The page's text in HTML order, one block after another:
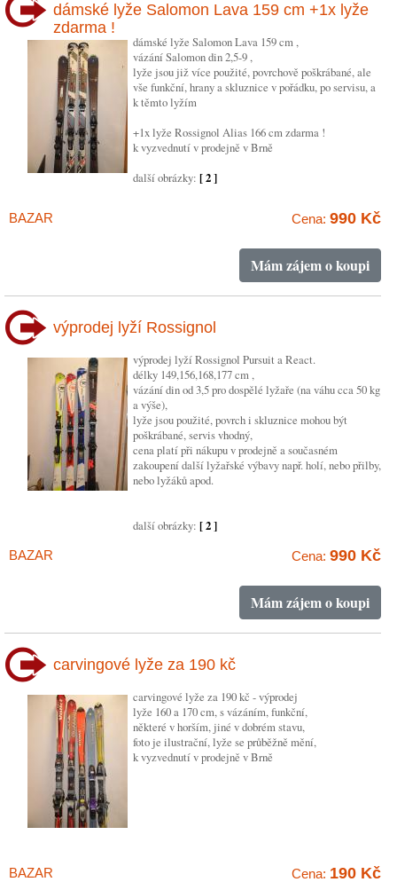
dámské lyže Salomon Lava 159 cm +1x lyže
zdarma !
dámské lyže Salomon Lava 159 cm ,
vázání Salomon din 2,5-9 ,
lyže jsou již více použité, povrchově poškrábané, ale
vše funkční, hrany a skluznice v pořádku, po servisu, a
k těmto lyžím
+1x lyže Rossignol Alias 166 cm zdarma !
k vyzvednutí v prodejně v Brně
další obrázky: [ 2 ]
BAZAR Cena: 990 Kč
Mám zájem o koupi
výprodej lyží Rossignol
výprodej lyží Rossignol Pursuit a React.
délky 149,156,168,177 cm ,
vázání din od 3,5 pro dospělé lyžaře (na váhu cca 50 kg
a výše),
lyže jsou použité, povrch i skluznice mohou být
poškrábané, servis vhodný,
cena platí při nákupu v prodejně a současném
zakoupení další lyžařské výbavy např. holí, nebo přilby,
nebo lyžáků apod.
další obrázky: [ 2 ]
BAZAR Cena: 990 Kč
Mám zájem o koupi
carvingové lyže za 190 kč
carvingové lyže za 190 kč - výprodej
lyže 160 a 170 cm, s vázáním, funkční,
některé v horším, jiné v dobrém stavu,
foto je ilustrační, lyže se průběžně mění,
k vyzvednutí v prodejně v Brně
BAZAR Cena: 190 Kč